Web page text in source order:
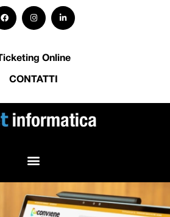
Ticketing Online
CONTATTI